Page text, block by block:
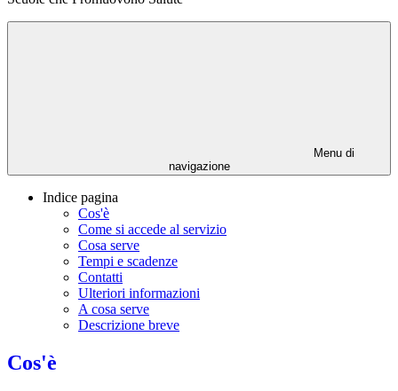
Menu di
navigazione
Indice pagina
Cos'è
Come si accede al servizio
Cosa serve
Tempi e scadenze
Contatti
Ulteriori informazioni
A cosa serve
Descrizione breve
Cos'è